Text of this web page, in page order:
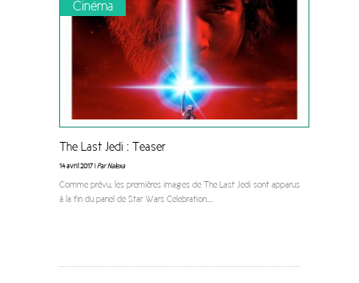
Cinéma
The Last Jedi : Teaser
14 avril 2017 |Par Nalexa
Comme prévu, les premières images de The Last Jedi sont apparus
à la fin du panel de Star Wars Celebration....